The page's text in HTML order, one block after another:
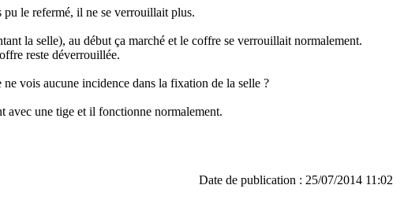
le refermé, il ne se verrouillait plus.
la selle), au début ça marché et le coffre se verrouillait normalement.
reste déverrouillée.
vois aucune incidence dans la fixation de la selle ?
avec une tige et il fonctionne normalement.
Date de publication : 25/07/2014 11:02